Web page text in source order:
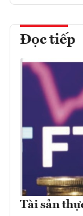
Đọc tiếp
Tài sản